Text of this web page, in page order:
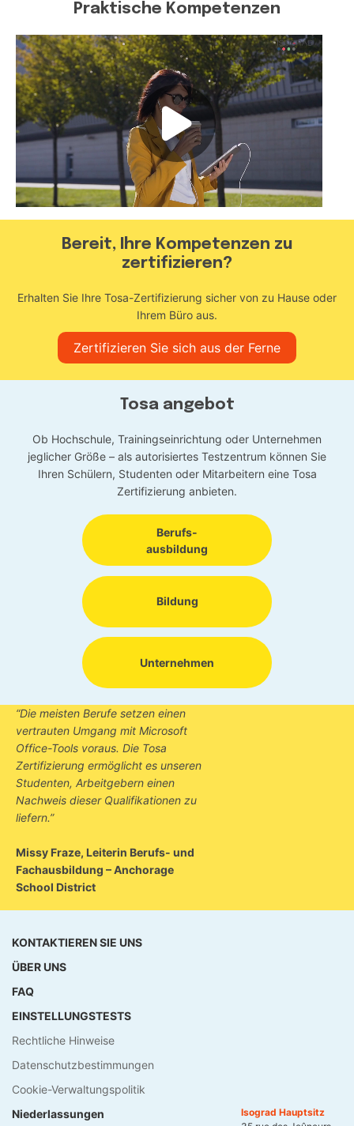
Praktische Kompetenzen
Bereit, Ihre Kompetenzen zu
zertifizieren?
Erhalten Sie Ihre Tosa-Zertifizierung sicher von zu Hause oder
Ihrem Büro aus.
Zertifizieren Sie sich aus der Ferne
Tosa angebot
Ob Hochschule, Trainingseinrichtung oder Unternehmen
jeglicher Größe – als autorisiertes Testzentrum können Sie
Ihren Schülern, Studenten oder Mitarbeitern eine Tosa
Zertifizierung anbieten.
Berufs-
ausbildung
Bildung
Unternehmen
“Die meisten Berufe setzen einen
vertrauten Umgang mit Microsoft
Office-Tools voraus. Die Tosa
Zertifizierung ermöglicht es unseren
Studenten, Arbeitgebern einen
Nachweis dieser Qualifikationen zu
liefern.”
Missy Fraze, Leiterin Berufs- und
Fachausbildung – Anchorage
School District
KONTAKTIEREN SIE UNS
ÜBER UNS
FAQ
EINSTELLUNGSTESTS
Rechtliche Hinweise
Datenschutzbestimmungen
Cookie-Verwaltungspolitik
Niederlassungen
Isograd Hauptsitz